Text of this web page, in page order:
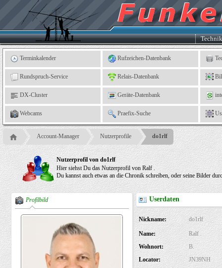
Kleingartenverein
e.
V.,
Leinefelde
Terminkalender Rufzeichen-Datenbank
Rundspruch-Service Relais-Datenbank
DX-Cluster Geräte-Datenbank
Webcams Praefix-Suche
Account-Manager Nutzerprofile do1rlf
Nutzerprofil von do1rlf
Hier siehst Du das Nutzerprofil von Ralf .
Du kannst auch etwas an die Chronik schreiben, oder seine Bilder
Profilbild Userdaten
Nickname: do1rlf
Name:
Ralf .
Wohnort:
B.
Locator:
JN39NH